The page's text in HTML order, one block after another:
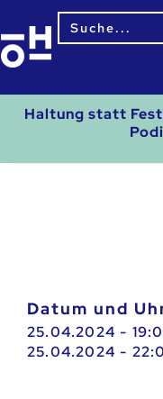
Search
for:
Haltung statt
Datum und
25.04.2024 -
25.04.2024 -